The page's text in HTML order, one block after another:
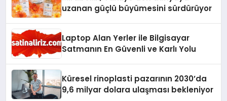
uzanan güçlü büyümesini sürdürüyor
Laptop Alan Yerler ile Bilgisayar
Satmanın En Güvenli ve Karlı Yolu
Küresel rinoplasti pazarının 2030’da
9,6 milyar dolara ulaşması bekleniyor